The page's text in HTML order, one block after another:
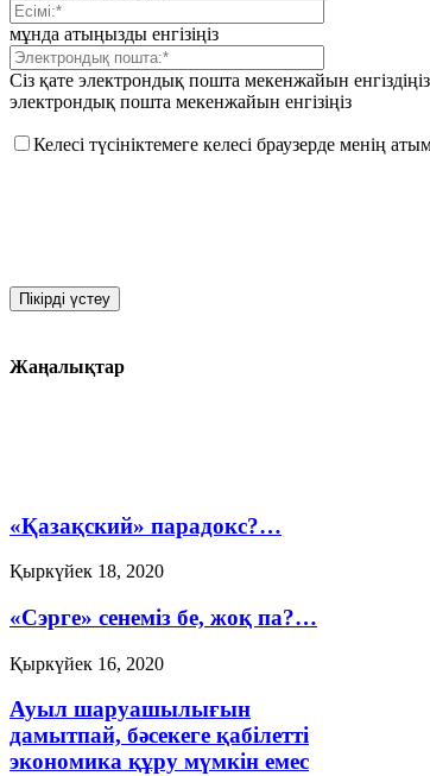
мұнда атыңызды енгізіңіз
Сіз қате электрондық пошта мекенжайын
электрондық пошта мекенжайын енгізіңіз
Келесі түсініктемеге келесі браузерде менің
Жаңалықтар
«Қазақский» парадокс?…
Қыркүйек 18, 2020
«Сэрге» сенеміз бе, жоқ па?…
Қыркүйек 16, 2020
Ауыл шаруашылығын
дамытпай, бәсекеге қабілетті
экономика құру мүмкін емес